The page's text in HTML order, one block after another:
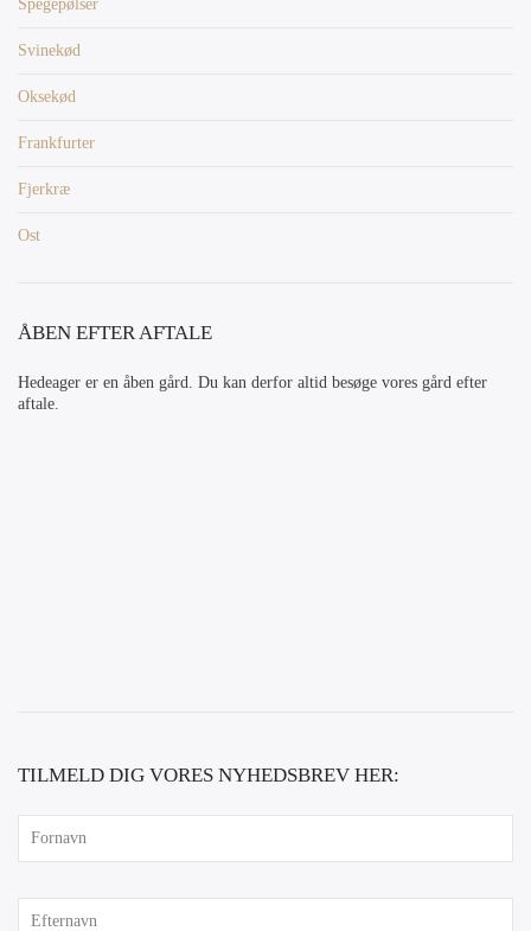
Spegepølser
Svinekød
Oksekød
Frankfurter
Fjerkræ
Ost
ÅBEN EFTER AFTALE
Hedeager er en åben gård. Du kan derfor altid besøge vores gård efter
aftale.
TILMELD DIG VORES NYHEDSBREV HER: